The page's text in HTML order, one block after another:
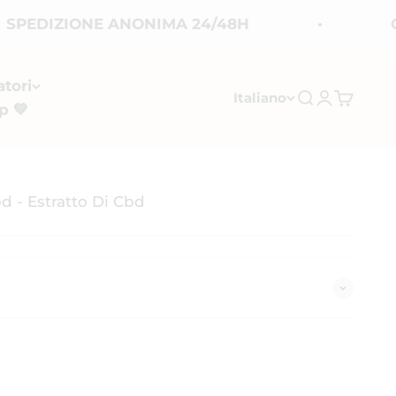
ANONIMA 24/48H
💚
Italiano Mostra il
Mostra
Mostra
- Estratto Di Cbd